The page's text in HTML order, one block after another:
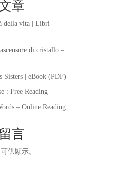
章
della vita | Libri
di cristallo –
Sisters | eBook (PDF)
: Free Reading
– Online Reading
言
供顯示。